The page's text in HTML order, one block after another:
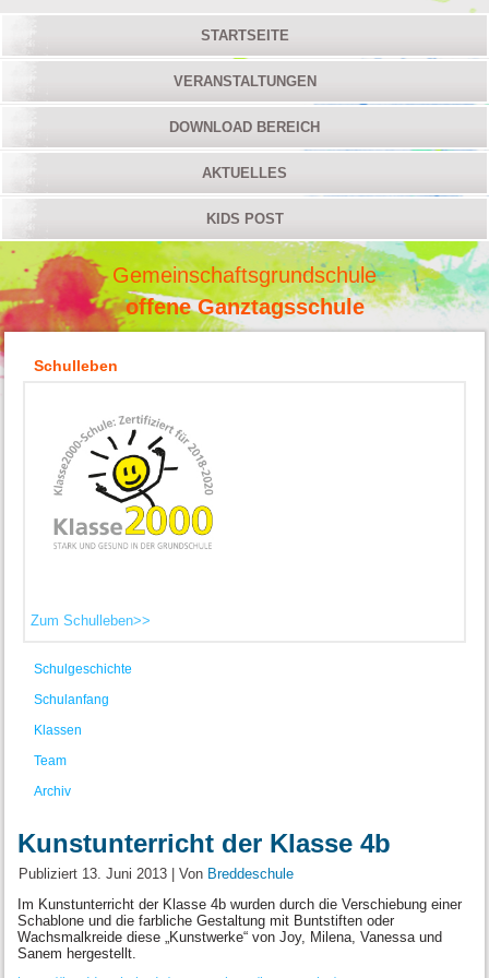
STARTSEITE
VERANSTALTUNGEN
DOWNLOAD BEREICH
AKTUELLES
KIDS POST
Gemeinschaftsgrundschule
offene Ganztagsschule
Schulleben
Zum Schulleben>>
Schulgeschichte
Schulanfang
Klassen
Team
Archiv
Kunstunterricht der Klasse 4b
Publiziert 13. Juni 2013 |Von Breddeschule
Im Kunstunterricht der Klasse 4b wurden durch die Verschiebung einer
Schablone und die farbliche Gestaltung mit Buntstiften oder
Wachsmalkreide diese „Kunstwerke“ von Joy, Milena, Vanessa und
Sanem hergestellt.